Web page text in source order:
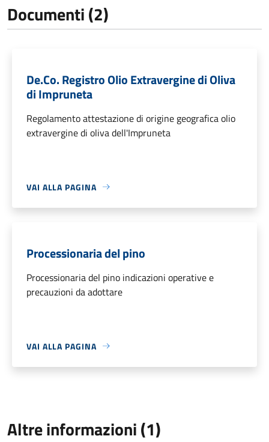
Documenti (2)
De.Co. Registro Olio Extravergine di Oliva
di Impruneta
Regolamento attestazione di origine geografica olio
extravergine di oliva dell'Impruneta
VAI ALLA PAGINA
Processionaria del pino
Processionaria del pino indicazioni operative e
precauzioni da adottare
VAI ALLA PAGINA
Altre informazioni (1)